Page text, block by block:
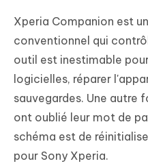
Xperia Companion est
conventionnel qui
outil est inestimable
logicielles, réparer
sauvegardes. Une autre
ont oublié leur mot de
schéma est de
pour Sony Xperia.